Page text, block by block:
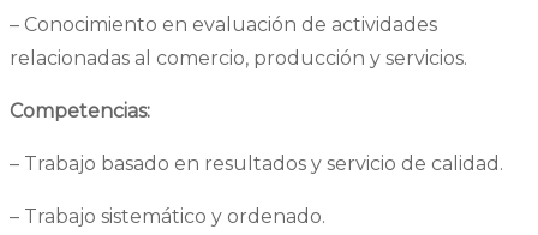
– Conocimiento en evaluación de actividades
relacionadas al comercio, producción y servicios.
Competencias:
– Trabajo basado en resultados y servicio de calidad.
– Trabajo sistemático y ordenado.